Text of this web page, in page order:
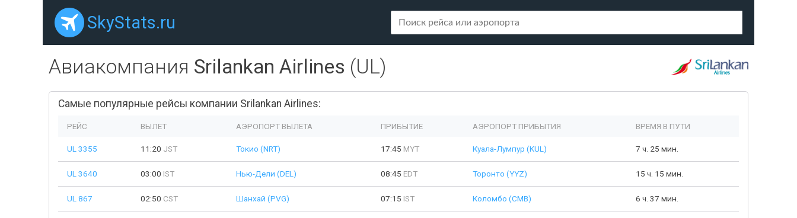
SkyStats.ru
Авиакомпания Srilankan Airlines (UL)
Самые популярные рейсы компании Srilankan Airlines:
РЕЙС ВЫЛЕТ АЭРОПОРТ ВЫЛЕТА ПРИБЫТИЕ АЭРОПОРТ ПРИБЫТИЯ ВРЕМЯ В ПУТИ
UL 3355 11:20 JST Токио (NRT) 17:45 MYT Куала-Лумпур (KUL) 7 ч. 25 мин.
UL 3640 03:00 IST Нью-Дели (DEL) 08:45 EDT Торонто (YYZ) 15 ч. 15 мин.
UL 867 02:50 CST Шанхай (PVG) 07:15 IST Коломбо (CMB) 6 ч. 37 мин.